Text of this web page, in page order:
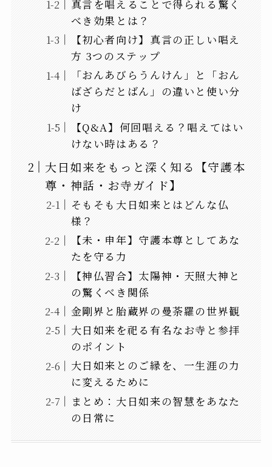
真言を唱えることで得られる驚く
べき効果とは？
【初心者向け】真言の正しい唱え
方 3つのステップ
「おんあびらうんけん」と「おん
ばざらだとばん」の違いと使い分
け
【Q&A】何回唱える？唱えてはい
けない時はある？
大日如来をもっと深く知る【守護本
尊・神話・お寺ガイド】
そもそも大日如来とはどんな仏
様？
【未・申年】守護本尊としてあな
たを守る力
【神仏習合】太陽神・天照大神と
の驚くべき関係
金剛界と胎蔵界の曼荼羅の世界観
大日如来を祀る有名なお寺と参拝
のポイント
大日如来とのご縁を、一生涯の力
に変えるために
まとめ：大日如来の智慧をあなた
の日常に